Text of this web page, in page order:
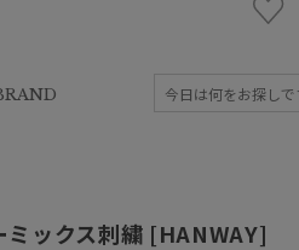
ミックス刺繍 [HANWAY]